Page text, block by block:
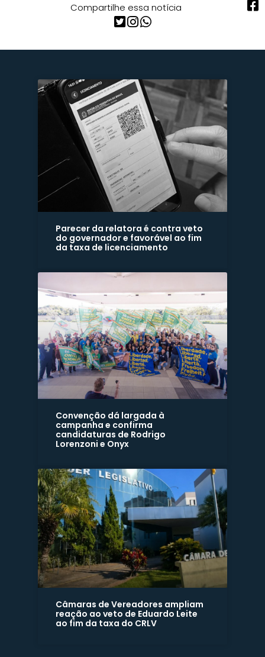
Compartilhe essa notícia
Parecer da relatora é contra veto
do governador e favorável ao fim
da taxa de licenciamento
Convenção dá largada à
campanha e confirma
candidaturas de Rodrigo
Lorenzoni e Onyx
Câmaras de Vereadores ampliam
reação ao veto de Eduardo Leite
ao fim da taxa do CRLV